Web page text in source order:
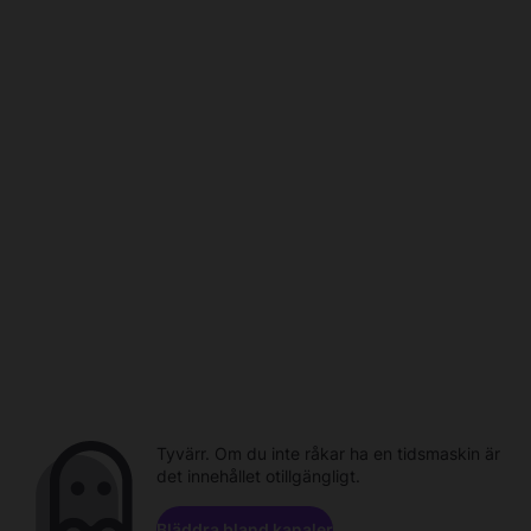
Tyvärr. Om du inte råkar ha en tidsmaskin är
det innehållet otillgängligt.